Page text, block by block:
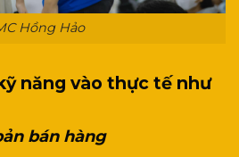
Hồng Hảo
năng vào thực tế như
bán hàng